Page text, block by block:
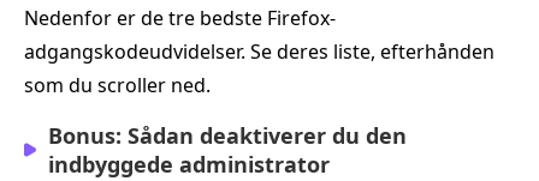
Nedenfor er de tre bedste Firefox-
adgangskodeudvidelser. Se deres liste, efterhånden
som du scroller ned.
Bonus: Sådan deaktiverer du den
indbyggede administrator